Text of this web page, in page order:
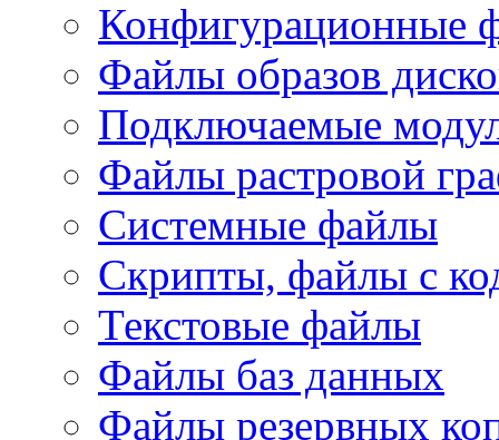
Конфигурационные
Файлы образов
Подключаемые
Файлы растровой
Системные файлы
Скрипты, файлы с
Текстовые файлы
Файлы баз данных
Файлы резервных